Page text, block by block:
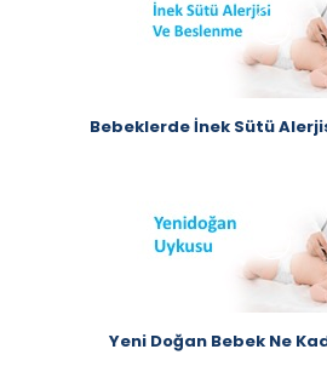
Bebeklerde İnek Sütü
Yeni Doğan Bebek Ne